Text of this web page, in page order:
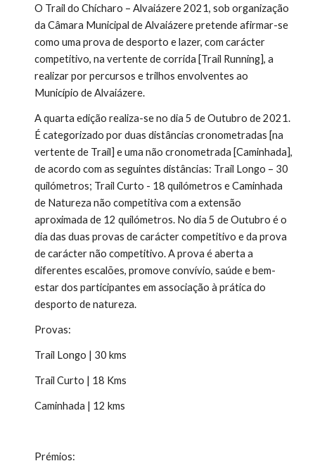
O Trail do Chícharo – Alvaiázere 2021, sob organização
da Câmara Municipal de Alvaiázere pretende afirmar-se
como uma prova de desporto e lazer, com carácter
competitivo, na vertente de corrida [Trail Running], a
realizar por percursos e trilhos envolventes ao
Município de Alvaiázere.
A quarta edição realiza-se no dia 5 de Outubro de 2021.
É categorizado por duas distâncias cronometradas [na
vertente de Trail] e uma não cronometrada [Caminhada],
de acordo com as seguintes distâncias: Trail Longo – 30
quilómetros; Trail Curto - 18 quilómetros e Caminhada
de Natureza não competitiva com a extensão
aproximada de 12 quilómetros. No dia 5 de Outubro é o
dia das duas provas de carácter competitivo e da prova
de carácter não competitivo. A prova é aberta a
diferentes escalões, promove convívio, saúde e bem-
estar dos participantes em associação à prática do
desporto de natureza.
Provas:
Trail Longo | 30 kms
Trail Curto | 18 Kms
Caminhada | 12 kms
Prémios: